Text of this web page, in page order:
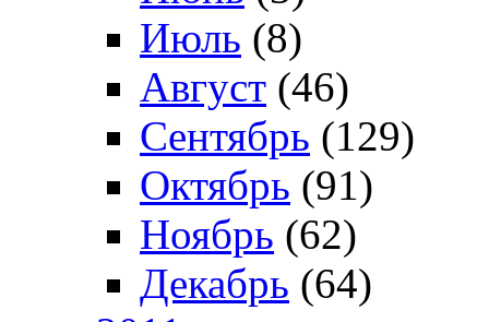
Июль (8)
Август (46)
Сентябрь (129)
Октябрь (91)
Ноябрь (62)
Декабрь (64)